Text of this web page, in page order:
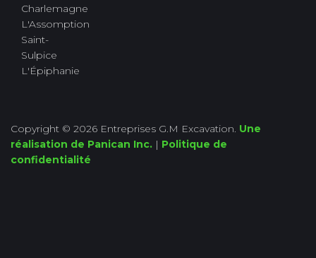
Charlemagne
L'Assomption
Saint-
Sulpice
L'Épiphanie
Copyright © 2026 Entreprises G.M Excavation. Une
réalisation de Panican Inc. | Politique de
confidentialité